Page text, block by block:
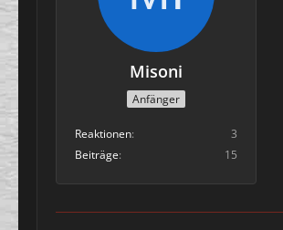
Misoni
Anfänger
Reaktionen
3
Beiträge
15